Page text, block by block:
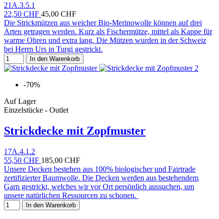
21A.3.5.1
22,50 CHF 45,00 CHF
Die Strickmützen aus weicher Bio-Merinowolle können auf drei
Arten getragen werden. Kurz als Fischermütze, mittel als Kappe für
warme Ohren und extra lang. Die Mützen wurden in der Schweiz
bei Herrn Urs in Turgi gestrickt.
In den Warenkorb
-70%
Auf Lager
Einzelstücke - Outlet
Strickdecke mit Zopfmuster
17A.4.1.2
55,50 CHF 185,00 CHF
Unsere Decken bestehen aus 100% biologischer und Fairtrade
zertifizierter Baumwolle. Die Decken werden aus bestehendem
Garn gestrickt, welches wir vor Ort persönlich aussuchen, um
unsere natürlichen Ressourcen zu schonen.
In den Warenkorb